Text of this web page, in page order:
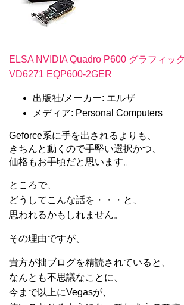
ELSA NVIDIA Quadro P600 グラフィッ
VD6271 EQP600-2GER
出版社/メーカー: エルザ
メディア: Personal Computers
Geforce系に手を出されるよりも、
きちんと動くので手堅い選択かつ、
価格もお手頃だと思います。
ところで、
どうしてこんな話を・・・と、
思われるかもしれません。
その理由ですが、
貴方が拙ブログを精読されていると、
なんとも不思議なことに、
今まで以上にVegasが、